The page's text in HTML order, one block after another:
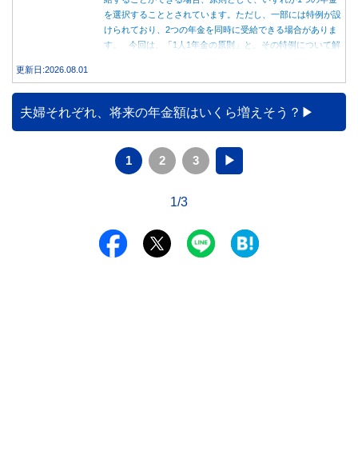
を選択することとされています。ただし、一部には特例が設
けられており、2つの年金を同時に受給できる場合がありま
す。 今回は、「1人1年金の原則」と、その特例について解
更新日:2026.08.01
夫婦それぞれ、将来の年金額はいくら増えそう？
1 2 3 ▶
1/3